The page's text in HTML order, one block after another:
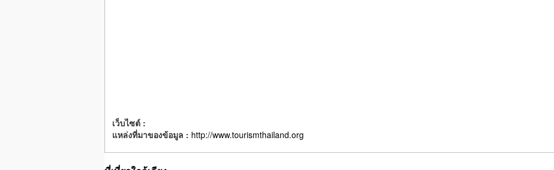
เว็บไซต์ :
แหล่งที่มาของข้อมูล : http://www.tourismthailand.org